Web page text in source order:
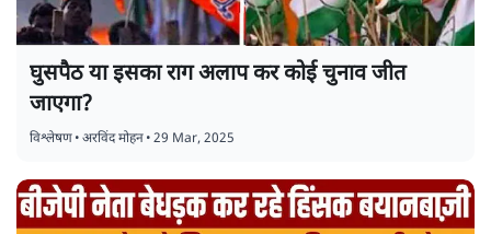
घुसपैठ या इसका राग अलाप कर कोई चुनाव जीत
जाएगा?
विश्लेषण•अरविंद मोहन•29 Mar, 2025